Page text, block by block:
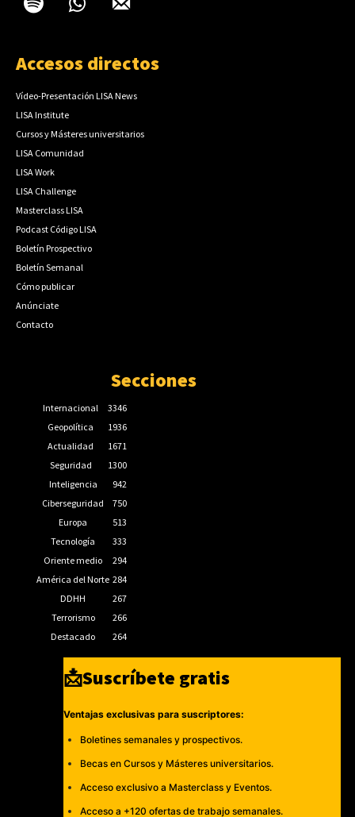
Accesos directos
Vídeo-Presentación LISA News
LISA Institute
Cursos y Másteres universitarios
LISA Comunidad
LISA Work
LISA Challenge
Masterclass LISA
Podcast Código LISA
Boletín Prospectivo
Boletín Semanal
Cómo publicar
Anúnciate
Contacto
Secciones
Internacional
3346
Geopolítica
1936
Actualidad
1671
Seguridad
1300
Inteligencia
942
Ciberseguridad
750
Europa
513
Tecnología
333
Oriente medio
294
América del Norte 284
DDHH
267
Terrorismo
266
Destacado
264
📩Suscríbete gratis
Ventajas exclusivas para suscriptores:
Boletines semanales y prospectivos.
Becas en Cursos y Másteres universitarios.
Acceso exclusivo a Masterclass y Eventos.
Acceso a +120 ofertas de trabajo semanales.